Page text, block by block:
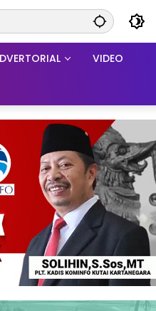
VIDEO